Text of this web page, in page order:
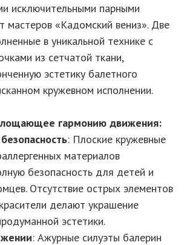
исключительными парными
мастеров «Кадомский вениз». Две
в уникальной технике с
из сетчатой ткани,
эстетику балетного
кружевном исполнении.
гармонию движения:
: Плоские кружевные
материалов
безопасность для детей и
Отсутствие острых элементов
делают украшение
эстетики.
: Ажурные силуэты балерин